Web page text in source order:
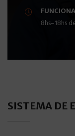
8hs–18hs
SISTEMA DE